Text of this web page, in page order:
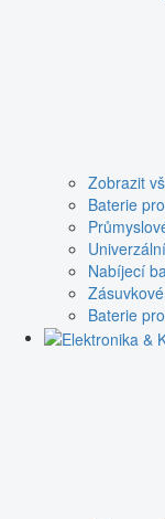
Zobrazit
Baterie
Nabíjecí
Baterie